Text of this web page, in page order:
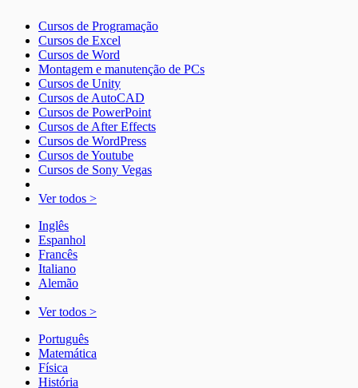
Cursos de Programação
Cursos de Excel
Cursos de Word
Montagem e manutenção de PCs
Cursos de Unity
Cursos de AutoCAD
Cursos de PowerPoint
Cursos de After Effects
Cursos de WordPress
Cursos de Youtube
Cursos de Sony Vegas
Ver todos >
Inglês
Espanhol
Francês
Italiano
Alemão
Ver todos >
Português
Matemática
Física
História